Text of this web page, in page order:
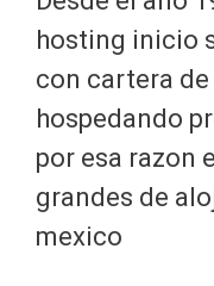
hosting inicio
con cartera
hospedando
por esa razon
grandes de
mexico